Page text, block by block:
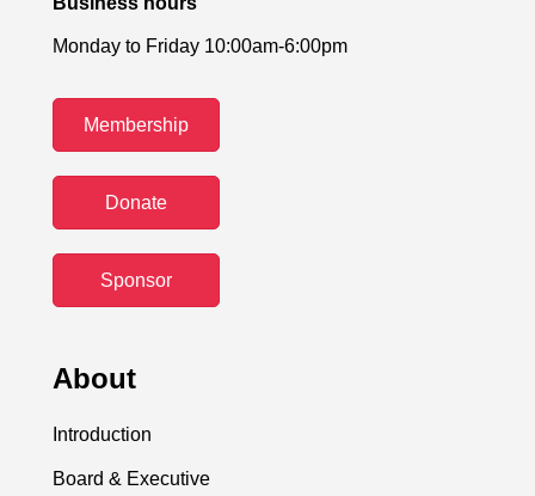
Monday to Friday 10:00am-6:00pm
Membership
Donate
Sponsor
About
Introduction
Board & Executive